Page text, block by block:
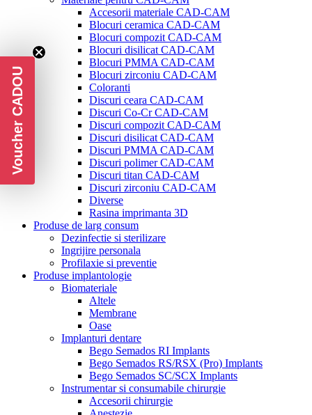
Accesorii materiale CAD-CAM
Blocuri ceramica CAD-CAM
Blocuri compozit CAD-CAM
Blocuri disilicat CAD-CAM
Blocuri PMMA CAD-CAM
Blocuri zirconiu CAD-CAM
Coloranti
Discuri ceara CAD-CAM
Discuri Co-Cr CAD-CAM
Discuri compozit CAD-CAM
Discuri disilicat CAD-CAM
Discuri PMMA CAD-CAM
Discuri polimer CAD-CAM
Discuri titan CAD-CAM
Discuri zirconiu CAD-CAM
Diverse
Rasina imprimanta 3D
Produse de larg consum
Dezinfectie si sterilizare
Ingrijire personala
Profilaxie si preventie
Produse implantologie
Biomateriale
Altele
Membrane
Oase
Implanturi dentare
Bego Semados RI Implants
Bego Semados RS/RSX (Pro) Implants
Bego Semados SC/SCX Implants
Instrumentar si consumabile chirurgie
Accesorii chirurgie
Voucher CADOU